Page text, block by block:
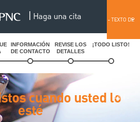
English
| Haga una cita - TEXTO DE
ANTETÍTULO
AQUÍ -
INFORMACIÓN
DE CONTACTO
REVISE LOS
DETALLES
¡TODO LISTO!
cuando usted lo
esté